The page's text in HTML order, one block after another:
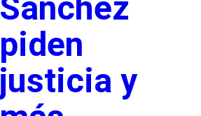
piden
justicia y